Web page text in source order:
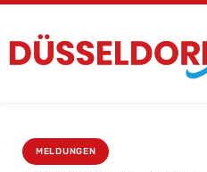
MELDUNGEN